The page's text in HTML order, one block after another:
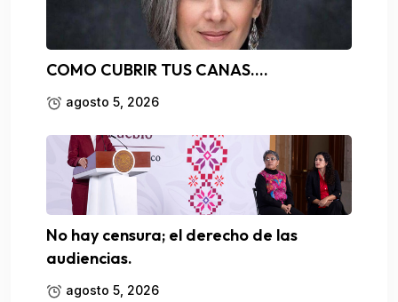
COMO CUBRIR TUS CANAS….
agosto 5, 2026
No hay censura; el derecho de las
audiencias.
agosto 5, 2026